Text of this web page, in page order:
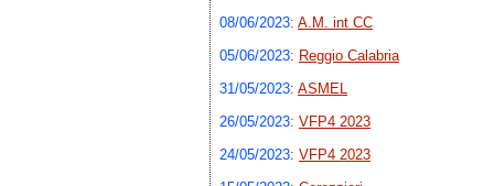
08/06/2023: A.M. int CC
05/06/2023: Reggio Calabria
31/05/2023: ASMEL
26/05/2023: VFP4 2023
24/05/2023: VFP4 2023